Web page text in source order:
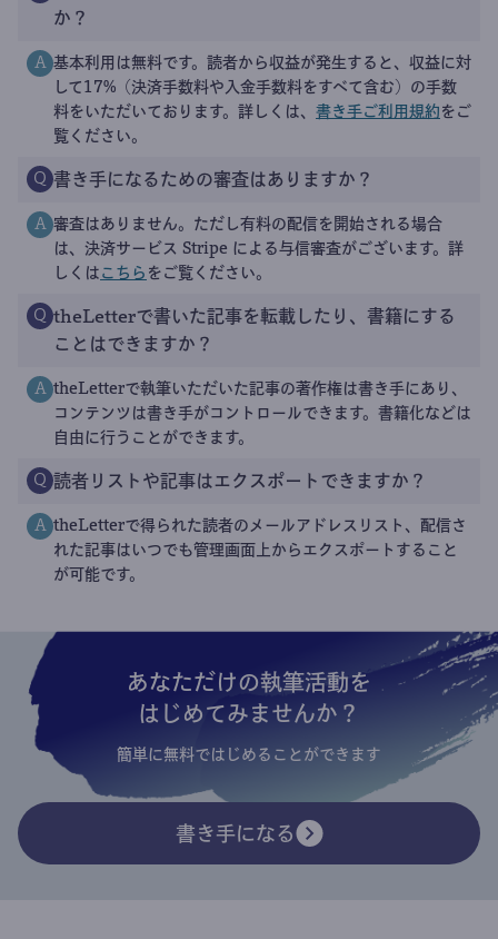
か？
A 基本利用は無料です。読者から収益が発生すると、収益に対
して17%（決済手数料や入金手数料をすべて含む）の手数
料をいただいております。詳しくは、 書き手ご利用規約 をご
覧ください。
Q 書き手になるための審査はありますか？
A 審査はありません。ただし有料の配信を開始される場合
は、決済サービス Stripe による与信審査がございます。詳
しくは こちら をご覧ください。
Q theLetterで書いた記事を転載したり、書籍にする
ことはできますか？
A theLetterで執筆いただいた記事の著作権は書き手にあり、
コンテンツは書き手がコントロールできます。書籍化などは
自由に行うことができます。
Q 読者リストや記事はエクスポートできますか？
A theLetterで得られた読者のメールアドレスリスト、配信さ
れた記事はいつでも管理画面上からエクスポートすること
が可能です。
あなただけの執筆活動を
はじめてみませんか？
簡単に無料ではじめることができます
書き手になる